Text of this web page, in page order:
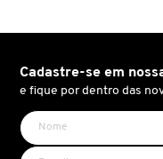
L'ORÉAL
LACES
LACOSTE
Cadastre-se em
e fique por dentro das